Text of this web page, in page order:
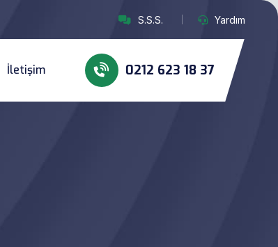
S.S.S. Yardım
İletişim 0212 623 18 37